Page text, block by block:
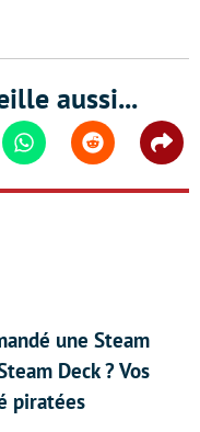
aussi...
WhatsappReddit
une Steam
Deck ? Vos
piratées